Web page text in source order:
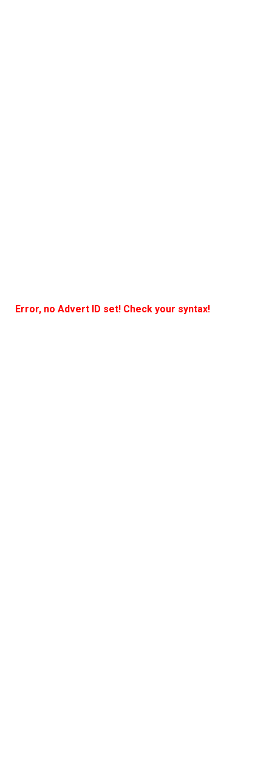
Error, no Advert ID set! Check your syntax!